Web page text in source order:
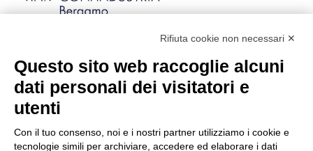
Codice Fiscale: 80021750163 | PEC:
info@pec.confindustriabergamo.it
CONFINDUSTRIA BERGAMO
Rifiuta cookie non necessari ✕
Questo sito web raccoglie alcuni
dati personali dei visitatori e
utenti
Con il tuo consenso, noi e i nostri partner utilizziamo i cookie e
tecnologie simili per archiviare, accedere ed elaborare i dati